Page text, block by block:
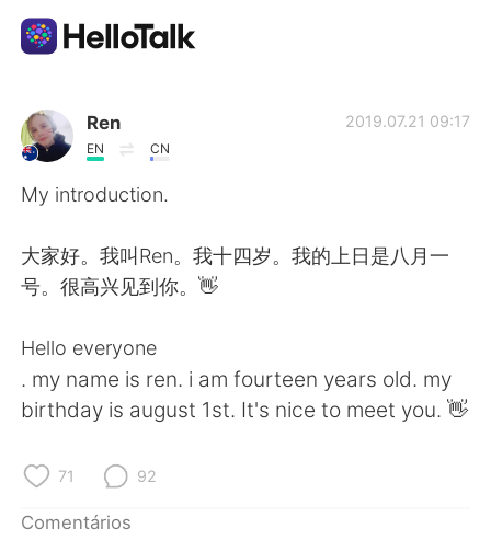
Aplicativo de troca de idioma
AI Grammar Checker
繁體中文 Español
Ren
EN CN
2019.07.21 09:17
My introduction.
大家好。我叫Ren。我十四岁。我的上日是八月一
号。很高兴见到你。👋
Hello everyone
. my name is ren. i am fourteen years old. my
birthday is august 1st. It's nice to meet you. 👋
71 92
Comentários